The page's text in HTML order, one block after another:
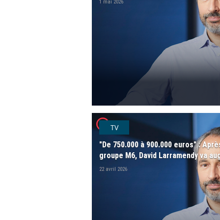
1 mai 2026
player2TV
"De 750.000 à 900.000 euros" :
groupe M6, David Larramendy va
22 avril 2026